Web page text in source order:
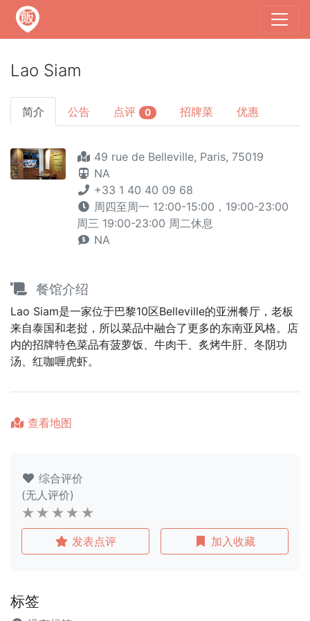
Lao Siam
简介 公告 点评 0 招牌菜 优惠
49 rue de Belleville, Paris, 75019
NA
+33 1 40 40 09 68
周四至周一 12:00-15:00，19:00-23:00
周三 19:00-23:00 周二休息
NA
餐馆介绍
Lao Siam是一家位于巴黎10区Belleville的亚洲餐厅，老板
来自泰国和老挝，所以菜品中融合了更多的东南亚风格。店
内的招牌特色菜品有菠萝饭、牛肉干、炙烤牛肝、冬阴功
汤、红咖喱虎虾。
查看地图
综合评价
(无人评价)
发表点评 加入收藏
标签